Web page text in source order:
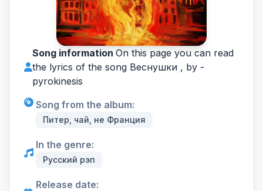
Song information On this page you can read
the lyrics of the song Веснушки , by -
pyrokinesis
Song from the album:
Питер, чай, не Франция
In the genre:
Русский рэп
Release date: